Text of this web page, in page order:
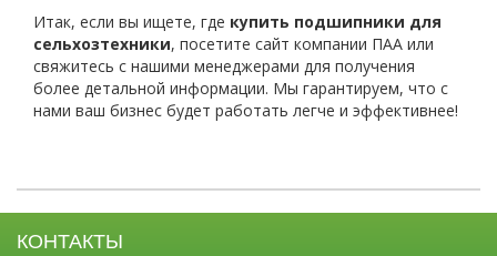
Итак, если вы ищете, где купить подшипники для
сельхозтехники, посетите сайт компании ПАА или
свяжитесь с нашими менеджерами для получения
более детальной информации. Мы гарантируем, что с
нами ваш бизнес будет работать легче и эффективнее!
КОНТАКТЫ